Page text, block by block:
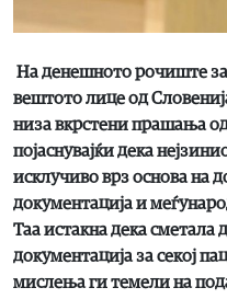
На денешното рочиште за
вештото лице од
низа вкрстени прашања
појаснувајќи дека
исклучиво врз основа на
документација и
Таа истакна дека сметала
документација за секој
мислења ги темели на